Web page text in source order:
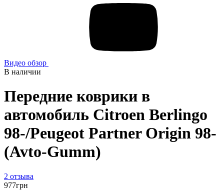
Видео обзор
В наличии
Передние коврики в
автомобиль Citroen Berlingo
98-/Peugeot Partner Origin 98-
(Avto-Gumm)
2 отзыва
977грн